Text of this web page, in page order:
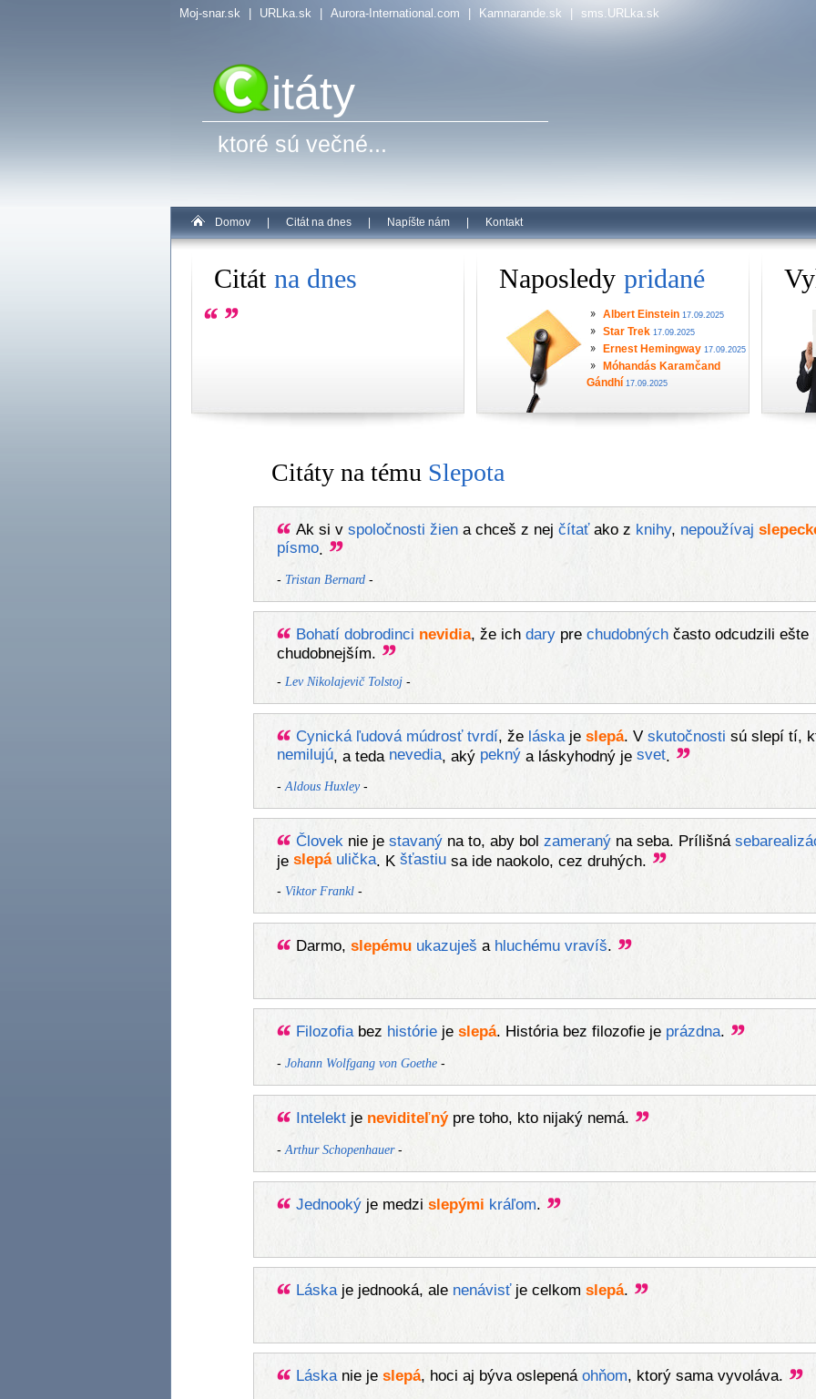
Moj-snar.sk URLka.sk Aurora-International.com Kamnarande.sk sms.URLka.sk
itáty
ktoré sú večné...
Domov Citát na dnes Napíšte nám Kontakt
Citát na dnes Naposledy pridané
Albert Einstein 17.09.2025
Star Trek 17.09.2025
Ernest Hemingway 17.09.2025
Móhandás Karamčand
Gándhí 17.09.2025
Citáty na tému Slepota
Ak si v spoločnosti žiena chceš z nej čítaťako z knihy, nepoužívaj
písmo.
- Tristan Bernard-
Bohatí dobrodinci nevidia, že ich darypre chudobnýchčasto odcudzili ešte
chudobnejším.
- Lev Nikolajevič Tolstoj-
Cynická ľudová múdrosť tvrdí, že láskaje slepá. V skutočnosti sú slepí tí,
nemilujú, a teda nevedia, aký peknýa láskyhodný je svet.
- Aldous Huxley-
Človeknie je stavanýna to, aby bol zameranýna seba. Prílišná
je slepá ulička. K šťastiusa ide naokolo, cez druhých.
- Viktor Frankl-
Darmo, slepému ukazuješ a hluchému vravíš.
Filozofiabez histórieje slepá. História bez filozofie je prázdna.
- Johann Wolfgang von Goethe-
Intelektje neviditeľnýpre toho, kto nijaký nemá.
- Arthur Schopenhauer-
Jednookýje medzi slepými kráľom.
Láskaje jednooká, ale nenávisťje celkom slepá.
Láskanie je slepá, hoci aj býva oslepená ohňom, ktorý sama vyvoláva.